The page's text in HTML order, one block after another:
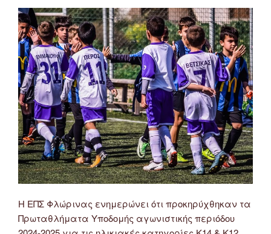
Η ΕΠΣ Φλώρινας ενημερώνει ότι προκηρύχθηκαν τα
Πρωταθλήματα Υποδομής αγωνιστικής περιόδου